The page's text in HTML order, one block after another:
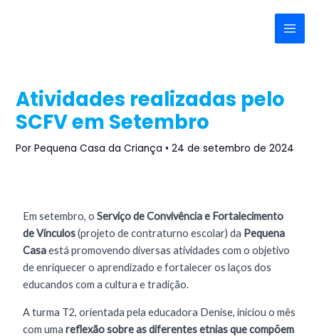
Main
Menu
Atividades realizadas pelo
SCFV em Setembro
PorPequena Casa da Criança •24 de setembro de 2024
Em setembro, o Serviço de Convivência e Fortalecimento
de Vínculos(projeto de contraturno escolar) da Pequena
Casaestá promovendo diversas atividades com o objetivo
de enriquecer o aprendizado e fortalecer os laços dos
educandos com a cultura e tradição.
A turma T2, orientada pela educadora Denise, iniciou o mês
com umareflexão sobre as diferentes etnias que compõem